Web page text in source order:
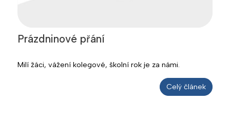
Prázdninové přání
Milí žáci, vážení kolegové, školní rok je za námi.
Celý článek